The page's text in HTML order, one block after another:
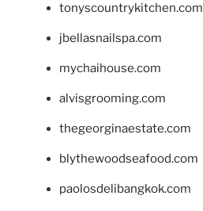
tonyscountrykitchen.com
jbellasnailspa.com
mychaihouse.com
alvisgrooming.com
thegeorginaestate.com
blythewoodseafood.com
paolosdelibangkok.com